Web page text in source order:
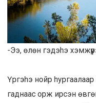
-Ээ, өлөн гэдэhэ
Үргэhэ нойр
гаднаас орж ирсэн